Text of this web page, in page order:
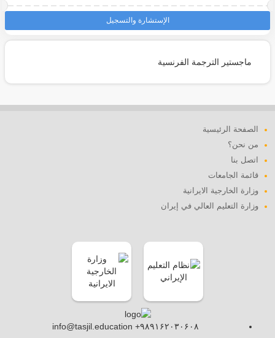
الإستشارة والتسجيل
ماجستير الترجمة الفرنسية
الصفحة الرئيسية
من نحن؟
اتصل بنا
قائمة الجامعات
وزارة الخارجية الايرانية
وزارة التعليم العالي في إيران
info@tasjil.education +۹۸۹۱۶۲۰۳۰۶۰۸